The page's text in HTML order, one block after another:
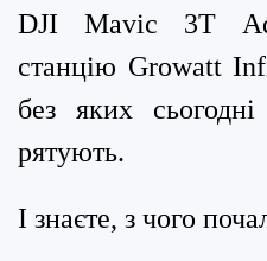
DJI Mavic 3T
станцію Growatt
без яких
рятують.
І знаєте, з чого